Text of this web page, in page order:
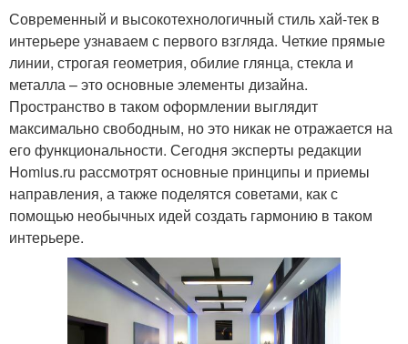
Современный и высокотехнологичный стиль хай-тек в
интерьере узнаваем с первого взгляда. Четкие прямые
линии, строгая геометрия, обилие глянца, стекла и
металла – это основные элементы дизайна.
Пространство в таком оформлении выглядит
максимально свободным, но это никак не отражается на
его функциональности. Сегодня эксперты редакции
Homius.ru рассмотрят основные принципы и приемы
направления, а также поделятся советами, как с
помощью необычных идей создать гармонию в таком
интерьере.